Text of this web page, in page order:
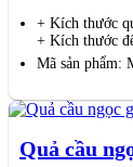
+ Kích thước
+ Kích thước
Mã sản phẩm:
Quả cầu